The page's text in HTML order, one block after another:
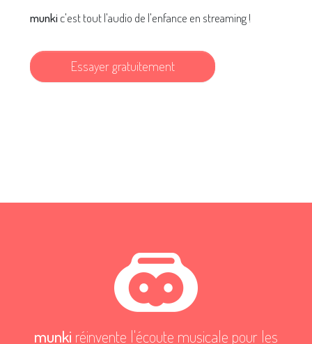
munkic'est tout l'audio de l'enfance en streaming !
Essayer gratuitement
munki réinvente l'écoute musicale pour les